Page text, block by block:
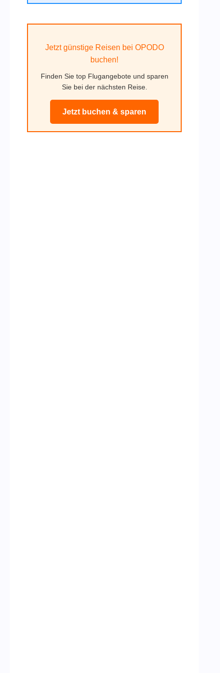
Jetzt günstige Reisen bei OPODO
buchen!
Finden Sie top Flugangebote und sparen
Sie bei der nächsten Reise.
Jetzt buchen & sparen